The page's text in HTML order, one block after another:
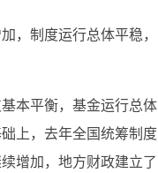
制度运行总体平稳，
本平衡，基金运行总体
上，去年全国统筹制度
增加，地方财政建立了